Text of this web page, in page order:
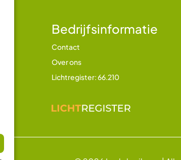
Bedrijfsinformatie
Contact
Over ons
Lichtregister: 66.210